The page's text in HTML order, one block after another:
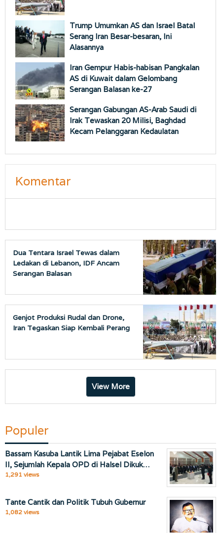
Trump Umumkan AS dan Israel Batal
Serang Iran Besar-besaran, Ini
Alasannya
Iran Gempur Habis-habisan Pangkalan
AS di Kuwait dalam Gelombang
Serangan Balasan ke-27
Serangan Gabungan AS-Arab Saudi di
Irak Tewaskan 20 Milisi, Baghdad
Kecam Pelanggaran Kedaulatan
Komentar
Dua Tentara Israel Tewas dalam
Ledakan di Lebanon, IDF Ancam
Serangan Balasan
Genjot Produksi Rudal dan Drone,
Iran Tegaskan Siap Kembali Perang
View More
Populer
Bassam Kasuba Lantik Lima Pejabat Eselon
II, Sejumlah Kepala OPD di Halsel Dikuk…
1,291 views
Tante Cantik dan Politik Tubuh Gubernur
1,082 views